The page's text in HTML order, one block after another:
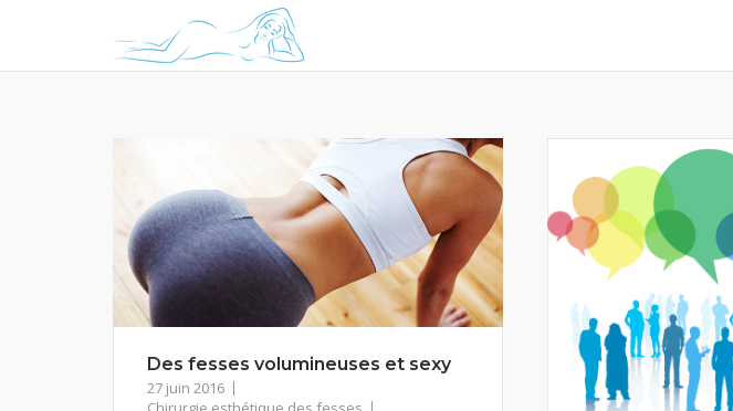
content
Des fesses volumineuses et sexy
27 juin 2016